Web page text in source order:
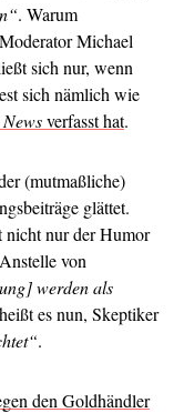
. Warum
Michael
sich nur, wenn
sich nämlich wie
Newsverfasst hat.
(mutmaßliche)
glättet.
nicht nur der Humor
von
werden als
heißt es nun, Skeptiker
.
den Goldhändler